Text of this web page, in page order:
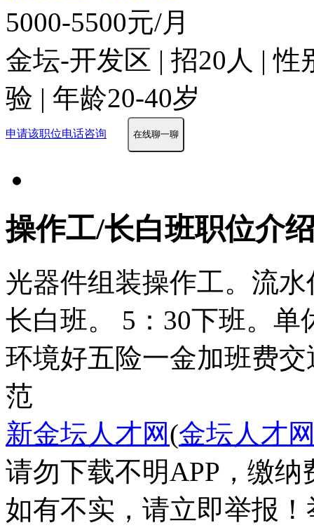
5000-5500元/月
金坛-开发区 | 招20人 |
验 | 年龄20-40岁
申请该职位电话咨询 在线聊一聊
操作工/长白班职位介
光器件组装操作工。流
长白班。 5：30下班。单
环境好五险一金加班费交
范
新金坛人才网(金坛人才
请勿下载不明APP，缴
如有不实，请立即举报